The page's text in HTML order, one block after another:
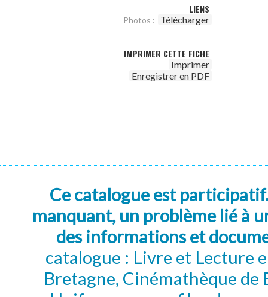
LIENS
Photos : Télécharger
IMPRIMER CETTE FICHE
Imprimer
Enregistrer en PDF
Ce catalogue est
manquant, un problème lié à
des informations et
catalogue : Livre et Lecture
Bretagne, Cinémathèque de